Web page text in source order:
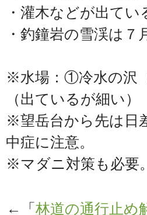
・灌木などが出て
・釣鐘岩の雪渓は
※水場：①冷水の沢
（出ているが細い）
※望岳台から先は日
中症に注意。
※マダニ対策も必要。
←「 林道の通行止め